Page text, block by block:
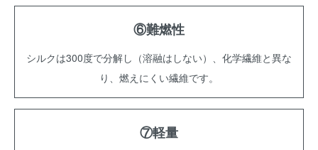
⑥難燃性
シルクは300度で分解し（溶融はしない）、化学繊維と異な
り、燃えにくい繊維です。
⑦軽量